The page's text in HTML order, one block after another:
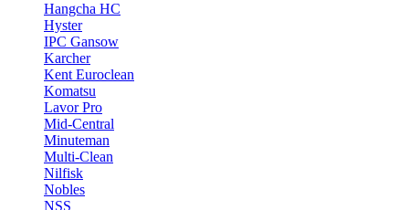
Hangcha HC
Hyster
IPC Gansow
Karcher
Kent Euroclean
Komatsu
Lavor Pro
Mid-Central
Minuteman
Multi-Clean
Nilfisk
Nobles
NSS